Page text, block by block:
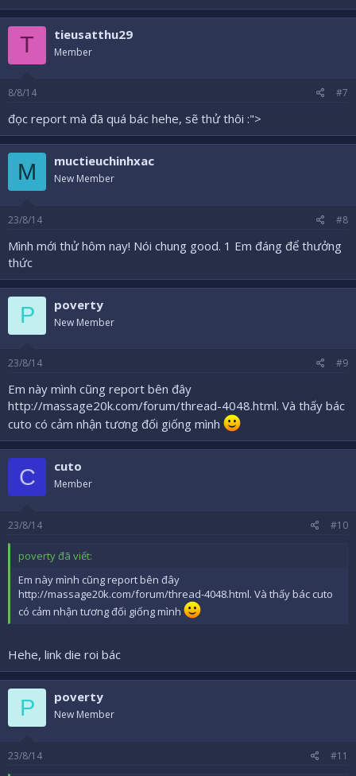
T tieusatthu29
Member
8/8/14 #7
đọc report mà đã quá bác hehe, sẽ thử thôi :">
M muctieuchinhxac
New Member
23/8/14 #8
Mình mới thử hôm nay! Nói chung good. 1 Em đáng để thưởng
thức
P poverty
New Member
23/8/14 #9
Em này mình cũng report bên đây
http://massage20k.com/forum/thread-4048.html. Và thấy bác
cuto có cảm nhận tương đối giống mình
C cuto
Member
23/8/14 #10
poverty đã viết:
Em này mình cũng report bên đây
http://massage20k.com/forum/thread-4048.html. Và thấy bác cuto
có cảm nhận tương đối giống mình
Hehe, link die roi bác
P poverty
New Member
23/8/14 #11